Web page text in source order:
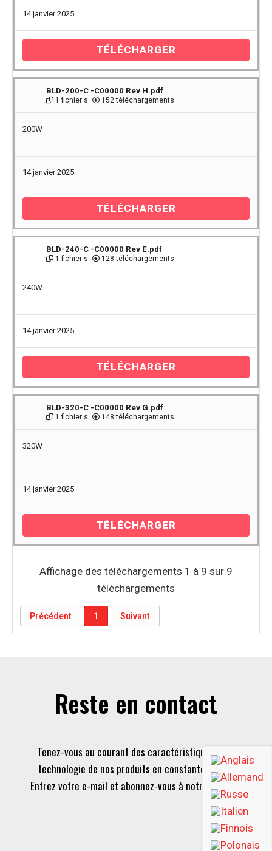
14 janvier 2025
TÉLÉCHARGER
BLD-200-C -C00000 Rev H.pdf
1 fichier·s 152 téléchargements
200W
14 janvier 2025
TÉLÉCHARGER
BLD-240-C -C00000 Rev E.pdf
1 fichier·s 128 téléchargements
240W
14 janvier 2025
TÉLÉCHARGER
BLD-320-C -C00000 Rev G.pdf
1 fichier·s 148 téléchargements
320W
14 janvier 2025
TÉLÉCHARGER
Affichage des téléchargements 1 à 9 sur 9
téléchargements
Précédent 1 Suivant
Reste en contact
Tenez-vous au courant des caractéristiques et de la
technologie de nos produits en constante évolution.
Entrez votre e-mail et abonnez-vous à notre newsletter.